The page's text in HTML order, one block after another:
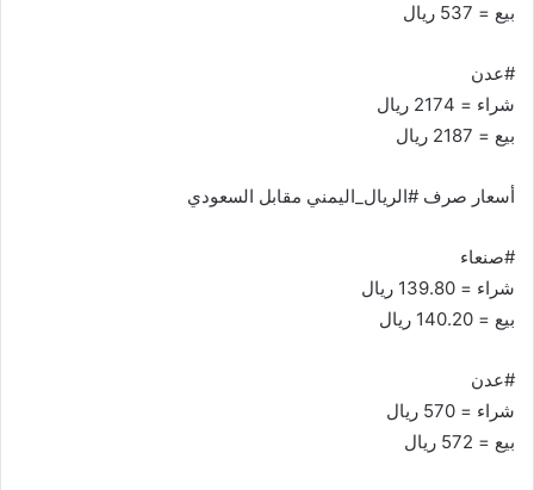
بيع = 537 ريال
#عدن
شراء = 2174 ريال
بيع = 2187 ريال
أسعار صرف #الريال_اليمني مقابل السعودي
#صنعاء
شراء = 139.80 ريال
بيع = 140.20 ريال
#عدن
شراء = 570 ريال
بيع = 572 ريال